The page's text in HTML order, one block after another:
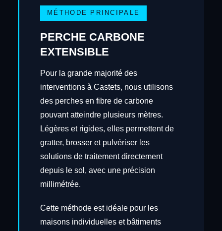
MÉTHODE PRINCIPALE
PERCHE CARBONE
EXTENSIBLE
Pour la grande majorité des
interventions à Castets, nous utilisons
des perches en fibre de carbone
pouvant atteindre plusieurs mètres.
Légères et rigides, elles permettent de
gratter, brosser et pulvériser les
solutions de traitement directement
depuis le sol, avec une précision
millimétrée.
Cette méthode est idéale pour les
maisons individuelles et bâtiments